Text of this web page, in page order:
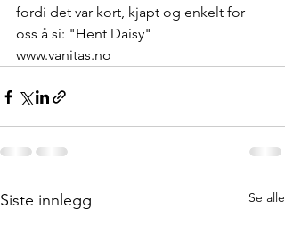
fordi det var kort, kjapt og enkelt for
oss å si: "Hent Daisy"
www.vanitas.no
Siste innlegg Se alle